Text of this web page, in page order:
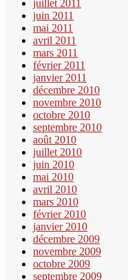
juillet 2011
juin 2011
mai 2011
avril 2011
mars 2011
février 2011
janvier 2011
décembre 2010
novembre 2010
octobre 2010
septembre 2010
août 2010
juillet 2010
juin 2010
mai 2010
avril 2010
mars 2010
février 2010
janvier 2010
décembre 2009
novembre 2009
octobre 2009
septembre 2009